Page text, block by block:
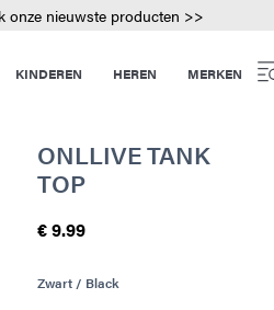
onze nieuwste producten >>
KINDEREN HEREN MERKEN
ONLLIVE TANK
TOP
€ 9.99
Zwart / Black